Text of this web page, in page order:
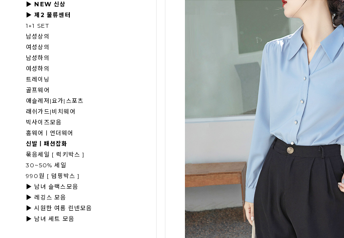
▶ NEW 신상
▶ 제2 물류센터
1+1 SET
남성상의
여성상의
남성하의
여성하의
트레이닝
골프웨어
애슬레저|요가|스포츠
래쉬가드|비치웨어
빅사이즈모음
홈웨어ㅣ언더웨어
신발ㅣ패션잡화
묶음세일 [ 럭키박스 ]
30~50% 세일
990원 [ 덤핑박스 ]
▶ 남녀 슬랙스모음
▶ 레깅스 모음
▶ 시원한 여름 린넨모음
▶ 남녀 세트 모음